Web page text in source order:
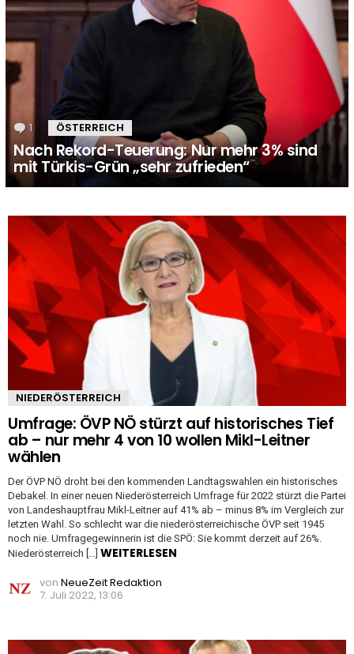
1 Kommentar
ÖSTERREICH
Nach Rekord-Teuerung: Nur mehr 3% sind
mit Türkis-Grün „sehr zufrieden“
MORE
STORIES
NIEDERÖSTERREICH
Umfrage: ÖVP NÖ stürzt auf historisches Tief
ab – nur mehr 4 von 10 wollen Mikl-Leitner
wählen
Der ÖVP NÖ droht bei den kommenden Landtagswahlen ein historisches
Debakel. In einer neuen Niederösterreich Umfrage für 2022 stürzt die Partei
von Landeshauptfrau Mikl-Leitner auf 41% ab – minus 8% im Vergleich zur
letzten Wahl. So schlecht war die niederösterreichische ÖVP seit 1945
noch nie. Umfragegewinnerin ist die SPÖ: Sie kommt derzeit auf 26%.
Niederösterreich […] WEITERLESEN
von NeueZeit Redaktion
7. Juli 2022, 13:06